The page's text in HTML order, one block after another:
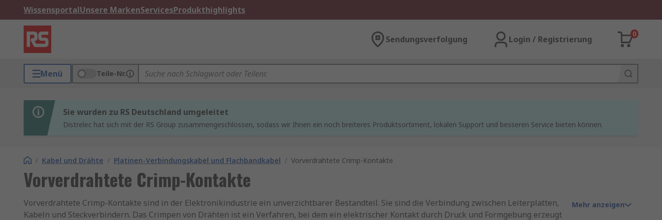
WissensportalUnsere MarkenServicesProdukthighlights
Sendungsverfolgung Login / Registrierung
0
Menü Teile-Nr.
Sie wurden zu RS Deutschland umgeleitet
Distrelec hat sich mit der RS Group zusammengeschlossen, sodass wir Ihnen ein noch breiteres Produktsortiment, lokalen Support und besseren Service bieten können.
/ Kabel und Drähte / Platinen-Verbindungskabel und Flachbandkabel / Vorverdrahtete Crimp-Kontakte
Vorverdrahtete Crimp-Kontakte
Vorverdrahtete Crimp-Kontakte sind in der Elektronikindustrie ein unverzichtbarer Bestandteil. Sie sind die Verbindung zwischen Leiterplatten,
Kabeln und Steckverbindern. Das Crimpen von Drähten ist ein Verfahren, bei dem ein elektrischer Kontakt durch Druck und Formgebung erzeugt
Mehr anzeigen